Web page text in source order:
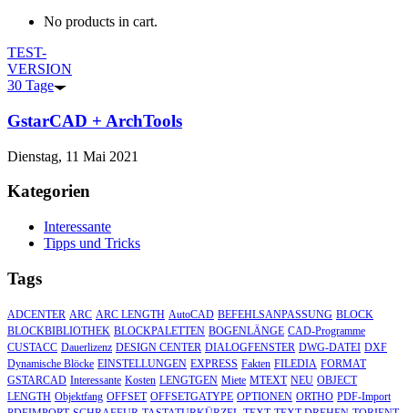
No products in cart.
TEST-
VERSION
30 Tage
GstarCAD + ArchTools
Dienstag, 11 Mai 2021
Kategorien
Interessante
Tipps und Tricks
Tags
ADCENTER ARC ARC LENGTH AutoCAD BEFEHLSANPASSUNG BLOCK
BLOCKBIBLIOTHEK BLOCKPALETTEN BOGENLÄNGE CAD-Programme
CUSTACC Dauerlizenz DESIGN CENTER DIALOGFENSTER DWG-DATEI DXF
Dynamische Blöcke EINSTELLUNGEN EXPRESS Fakten FILEDIA FORMAT
GSTARCAD Interessante Kosten LENGTGEN Miete MTEXT NEU OBJECT
LENGTH Objektfang OFFSET OFFSETGATYPE OPTIONEN ORTHO PDF-Import